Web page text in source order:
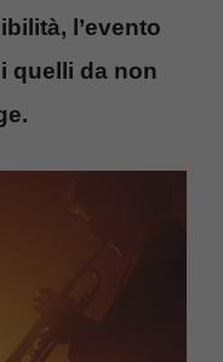
l’evento
quelli da non